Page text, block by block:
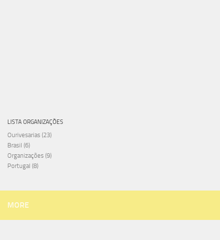
LISTA ORGANIZAÇÕES
Ourivesarias (23)
Brasil (6)
Organizações (9)
Portugal (8)
MORE